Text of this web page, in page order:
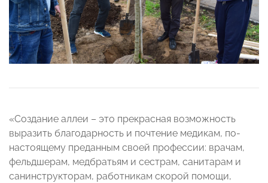
«Создание аллеи – это прекрасная возможность
выразить благодарность и почтение медикам, по-
настоящему преданным своей профессии: врачам,
фельдшерам, медбратьям и сестрам, санитарам и
санинструкторам, работникам скорой помощи,